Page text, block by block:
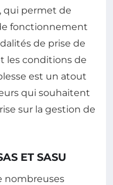
qui permet de
fonctionnement
de prise de
les conditions de
est un atout
qui souhaitent
sur la gestion de
ET SASU
nombreuses